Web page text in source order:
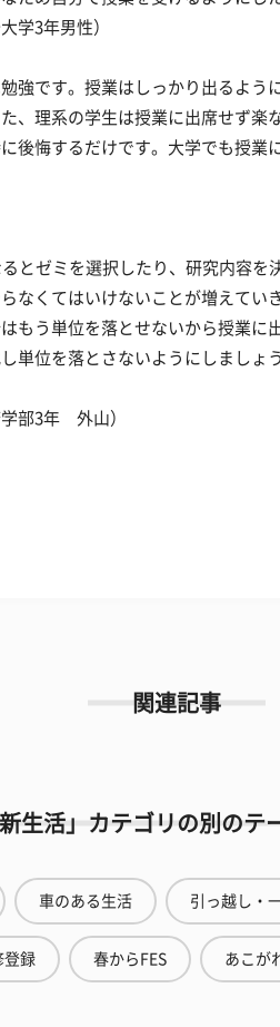
学3年男性）
強です。授業はしっかり出るよう
、理系の学生は授業に出席せず楽
後悔するだけです。大学でも授業
とゼミを選択したり、研究内容を
なくてはいけないことが増えてい
もう単位を落とせないから授業に
単位を落とさないようにしましょう
学部3年 外山）
関連記事
新生活」カテゴリの別のテ
車のある生活 引っ越し・
登録 春からFES あこが